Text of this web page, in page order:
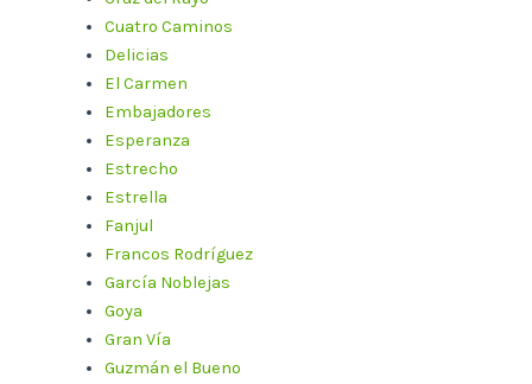
Cuatro Caminos
Delicias
El Carmen
Embajadores
Esperanza
Estrecho
Estrella
Fanjul
Francos Rodríguez
García Noblejas
Goya
Gran Vía
Guzmán el Bueno